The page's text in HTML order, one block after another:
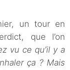
un tour en
que l’on
vu ce qu’il y a
ça ? Mais